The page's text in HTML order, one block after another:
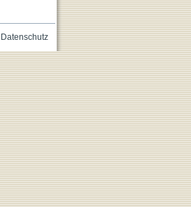
Datenschutz